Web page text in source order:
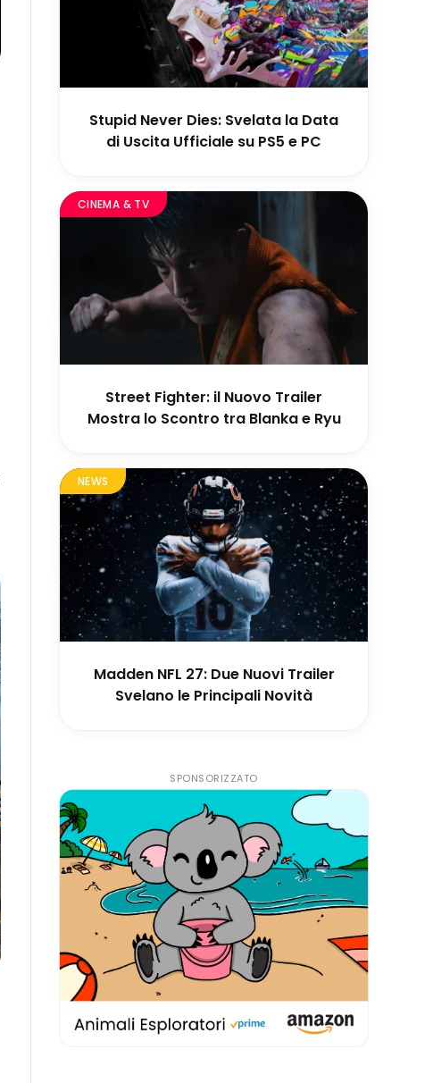
Stupid Never Dies: Svelata la Data
di Uscita Ufficiale su PS5 e PC
CINEMA & TV
Street Fighter: il Nuovo Trailer
Mostra lo Scontro tra Blanka e Ryu
NEWS
Madden NFL 27: Due Nuovi Trailer
Svelano le Principali Novità
SPONSORIZZATO